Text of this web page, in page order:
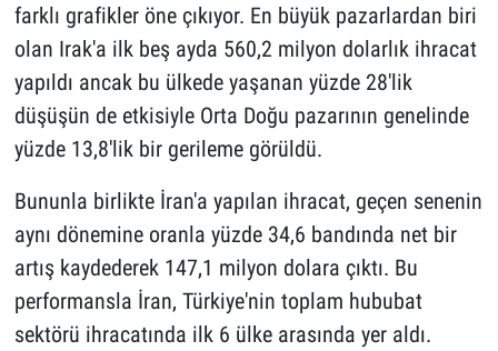
farklı grafikler öne çıkıyor. En büyük pazarlardan biri
olan Irak'a ilk beş ayda 560,2 milyon dolarlık ihracat
yapıldı ancak bu ülkede yaşanan yüzde 28'lik
düşüşün de etkisiyle Orta Doğu pazarının genelinde
yüzde 13,8'lik bir gerileme görüldü.
Bununla birlikte İran'a yapılan ihracat, geçen senenin
aynı dönemine oranla yüzde 34,6 bandında net bir
artış kaydederek 147,1 milyon dolara çıktı. Bu
performansla İran, Türkiye'nin toplam hububat
sektörü ihracatında ilk 6 ülke arasında yer aldı.